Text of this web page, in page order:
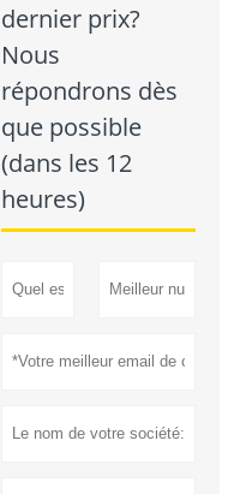
dernier prix?
Nous
répondrons dès
que possible
(dans les 12
heures)